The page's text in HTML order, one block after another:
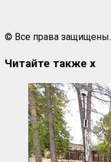
© Все права защищены.
Читайте также x